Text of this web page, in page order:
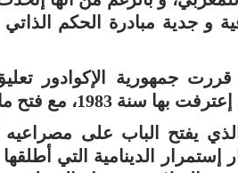
و جدية مبادرة الحكم
جمهورية الإكوادور
فتح ما يسمى بـ”سفارة” سنة 2009.
الذي يفتح الباب على
إستمرار الدينامية التي